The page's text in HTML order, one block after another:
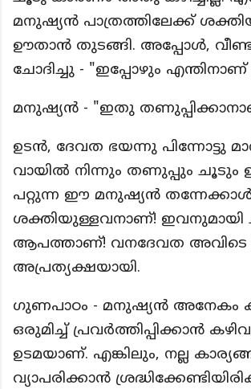
മനുഷ്യൻ പാത്രത്തിലേക്ക്
ഊതാൻ തുടങ്ങി. അപ്പോൾ,
ചോദിച്ചു - "ഇപ്പോഴും
മനുഷ്യൻ - "ഇതു
ഉടൻ, ദേവത ഭയന്നു പിന്നോട്ടു
വായിൽ നിന്നും തണുപ്പും
പറ്റുന്ന ഈ മനുഷ്യൻ തന്നേക്കാൾ
ശക്തിയുള്ളവനാണ്! ഇവനുമായി
ആപത്താണ്! വനദേവത അവിടെ
അപ്രത്യക്ഷയായി.
ഗുണപാഠം - മനുഷ്യൻ അനേകം
ഒരുമിച്ച് പ്രവർത്തിപ്പിക്കാൻ
ഉടമയാണ്. എങ്കിലും, നല്ല
വ്യാപരിക്കാൻ